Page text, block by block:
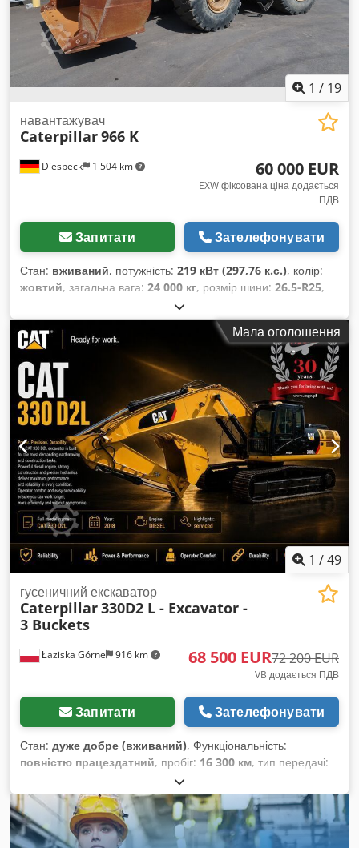
1 / 19
Diespeck 1 504 km
навантажувач
Caterpillar966 K
60 000 EUR
EXW фіксована ціна додається
ПДВ
Запитати Зателефонувати
Стан: вживаний, потужність: 219 кВт (297,76 к.с.), колір:
жовтий, загальна вага: 24 000 кг, розмір шини: 26.5-R25,
, Рік виготовлення:
13 999 h,
Мала оголошення
1 /49
Łaziska Górne 916 km
гусеничний екскаватор
Caterpillar330D2 L - Excavator -
3 Buckets
68 500 EUR72 200 EUR
VB додається ПДВ
Запитати Зателефонувати
Стан: дуже добре (вживаний), Функціональність:
повністю працездатний, пробіг: 16 300 км, тип передачі:
дизель
маса без навантаження:30 800 кг, висота підйому:6 900
мм
, стан приводу:90 відсоток, стан ланцюга:90 відсоток ,
кількість місць:1, об’єм ковша:3 м³ , підвіска:сталь, Рік